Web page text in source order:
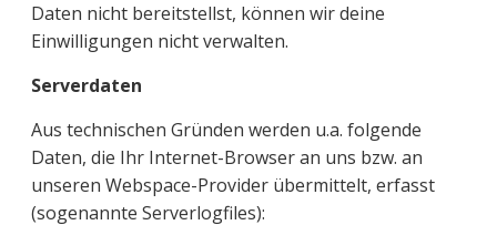
Daten nicht bereitstellst, können wir deine
Einwilligungen nicht verwalten.
Serverdaten
Aus technischen Gründen werden u.a. folgende
Daten, die Ihr Internet-Browser an uns bzw. an
unseren Webspace-Provider übermittelt, erfasst
(sogenannte Serverlogfiles):